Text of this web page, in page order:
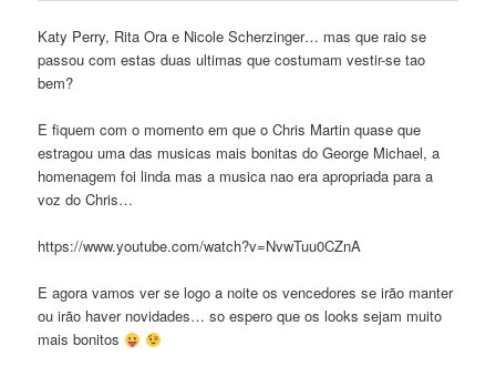
Katy Perry, Rita Ora e Nicole Scherzinger… mas que raio se
passou com estas duas ultimas que costumam vestir-se tao
bem?
E fiquem com o momento em que o Chris Martin quase que
estragou uma das musicas mais bonitas do George Michael, a
homenagem foi linda mas a musica nao era apropriada para a
voz do Chris…
https://www.youtube.com/watch?v=NvwTuu0CZnA
E agora vamos ver se logo a noite os vencedores se irão manter
ou irão haver novidades… so espero que os looks sejam muito
mais bonitos